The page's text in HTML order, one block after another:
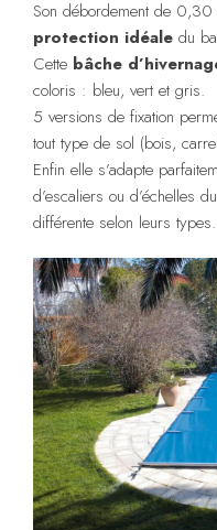
Son débordement de
protection idéale du
Cette bâche
coloris : bleu, vert et gris.
5 versions de fixation
tout type de sol (bois,
Enfin elle s’adapte
d’escaliers ou d’échelles
différente selon leurs types.